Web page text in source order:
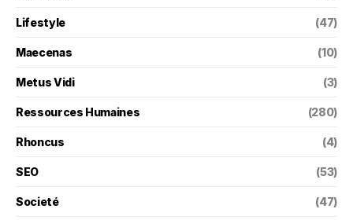
Lifestyle (47)
Maecenas (10)
Metus Vidi (3)
Ressources Humaines (280)
Rhoncus (4)
SEO (53)
Societé (47)